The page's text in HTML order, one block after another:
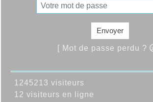
Envoyer
[ Mot de passe perdu ?
1245213 visiteurs
12 visiteurs en ligne